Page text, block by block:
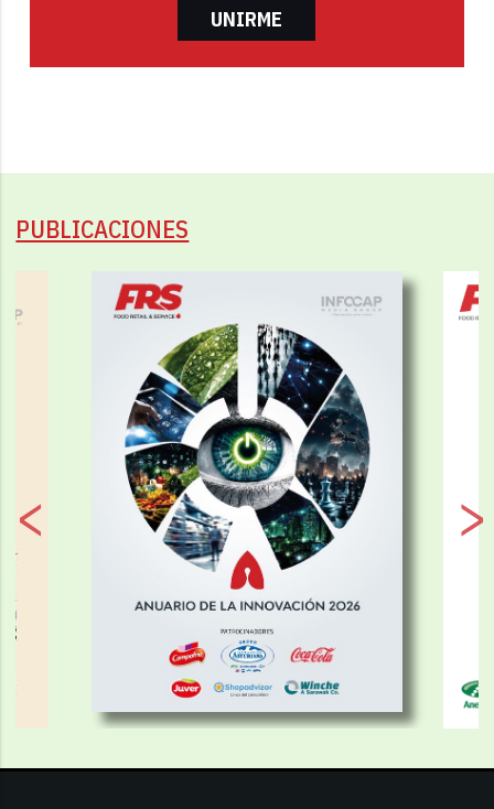
UNIRME
PUBLICACIONES